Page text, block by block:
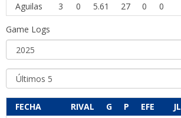
Aguilas
3 0 5.61 27 0 0
Game Logs
FECHA RIVAL G P EFE JL